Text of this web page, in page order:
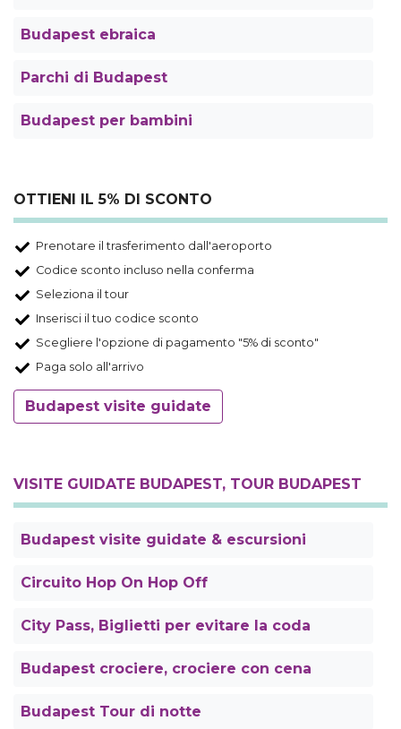
Budapest ebraica
Parchi di Budapest
Budapest per bambini
OTTIENI IL 5% DI SCONTO
Prenotare il trasferimento dall'aeroporto
Codice sconto incluso nella conferma
Seleziona il tour
Inserisci il tuo codice sconto
Scegliere l'opzione di pagamento "5% di sconto"
Paga solo all'arrivo
Budapest visite guidate
VISITE GUIDATE BUDAPEST, TOUR BUDAPEST
Budapest visite guidate & escursioni
Circuito Hop On Hop Off
City Pass, Biglietti per evitare la coda
Budapest crociere, crociere con cena
Budapest Tour di notte